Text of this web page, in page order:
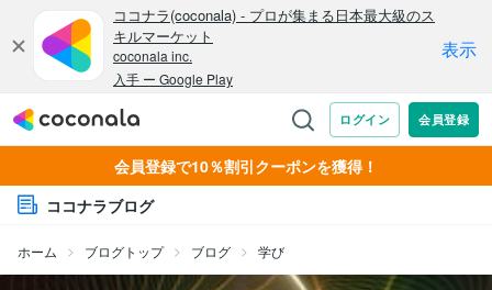
会員登録で10％割引クーポンを獲得！
ココナラブログ
ホーム ブログトップ ブログ 学び